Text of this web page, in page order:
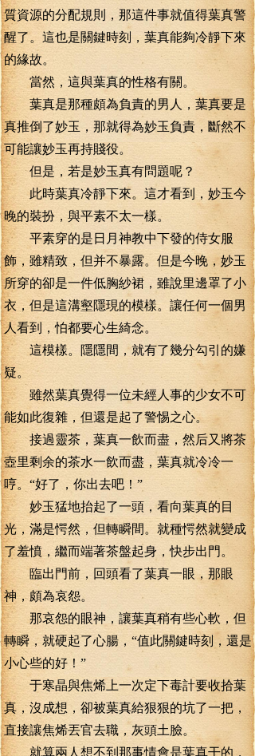
質資源的分配規則，那這件事就值得葉真警
醒了。這也是關鍵時刻，葉真能夠冷靜下來
的緣故。
當然，這與葉真的性格有關。
葉真是那種頗為負責的男人，葉真要是
真推倒了妙玉，那就得為妙玉負責，斷然不
可能讓妙玉再持賤役。
但是，若是妙玉真有問題呢？
此時葉真冷靜下來。這才看到，妙玉今
晚的裝扮，與平素不太一樣。
平素穿的是日月神教中下發的侍女服
飾，雖精致，但并不暴露。但是今晚，妙玉
所穿的卻是一件低胸紗裙，雖說里邊罩了小
衣，但是這溝壑隱現的模樣。讓任何一個男
人看到，怕都要心生綺念。
這模樣。隱隱間，就有了幾分勾引的嫌
疑。
雖然葉真覺得一位未經人事的少女不可
能如此復雜，但還是起了警惕之心。
接過靈茶，葉真一飲而盡，然后又將茶
壺里剩余的茶水一飲而盡，葉真就冷冷一
哼。“好了，你出去吧！”
妙玉猛地抬起了一頭，看向葉真的目
光，滿是愕然，但轉瞬間。就種愕然就變成
了羞憤，繼而端著茶盤起身，快步出門。
臨出門前，回頭看了葉真一眼，那眼
神，頗為哀怨。
那哀怨的眼神，讓葉真稍有些心軟，但
轉瞬，就硬起了心腸，“值此關鍵時刻，還是
小心些的好！”
于寒晶與焦烯上一次定下毒計要收拾葉
真，沒成想，卻被葉真給狠狠的坑了一把，
直接讓焦烯丟官去職，灰頭土臉。
就算兩人想不到那事情會是葉真干的，